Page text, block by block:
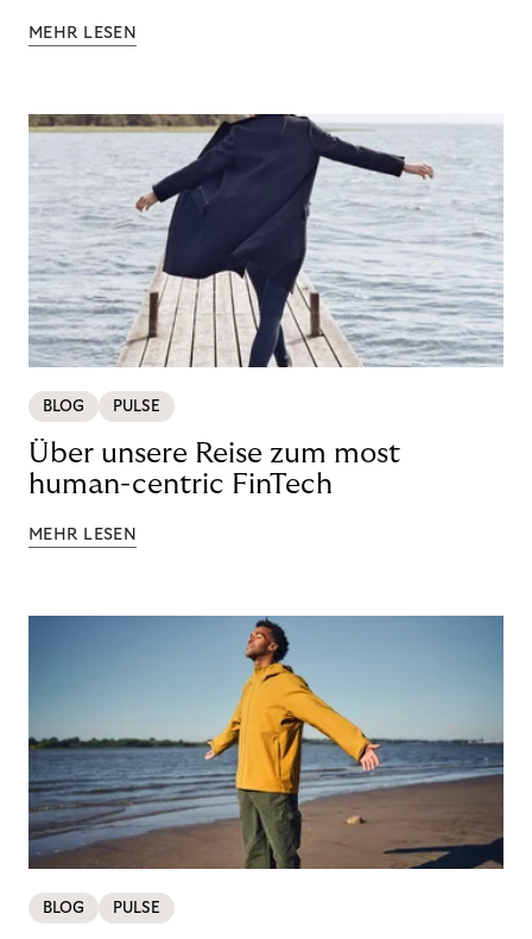
MEHR LESEN
BLOG PULSE
Über unsere Reise zum most
human-centric FinTech
MEHR LESEN
BLOG PULSE